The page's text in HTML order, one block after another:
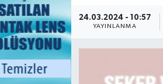
24.03.2024 - 10:57
YAYINLANMA
Tüm Manşetler
Son Dakika Haberleri
Haber Arşivi